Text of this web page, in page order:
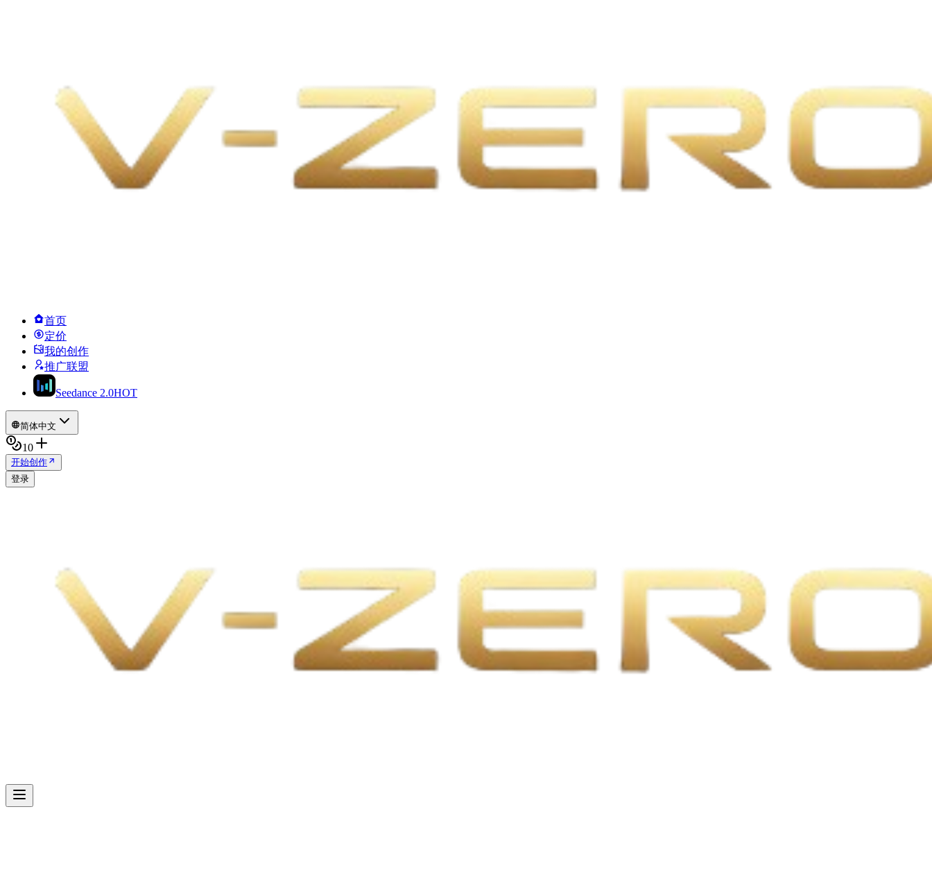
首页
定价
我的创作
推广联盟
Seedance 2.0HOT
简体中文
10
开始创作
登录